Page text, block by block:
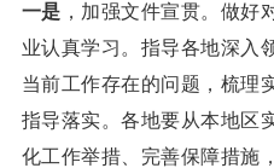
一是 ，加强文件宣贯。做好
业认真学习。指导各地深入
当前工作存在的问题，梳理
指导落实。各地要从本地区
化工作举措、完善保障措施